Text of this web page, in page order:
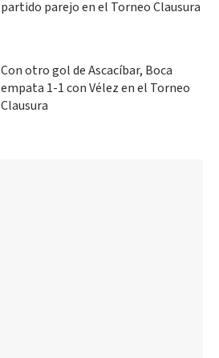
partido parejo en el Torneo Clausura
Con otro gol de Ascacíbar, Boca
empata 1-1 con Vélez en el Torneo
Clausura